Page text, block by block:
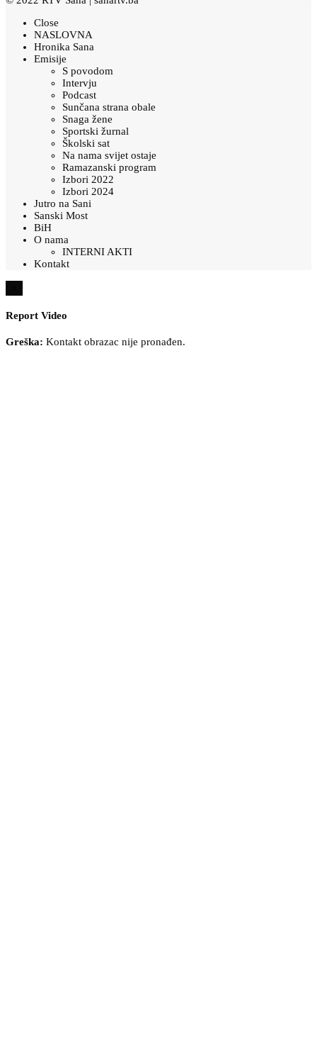
Close
NASLOVNA
Hronika Sana
Emisije
S povodom
Intervju
Podcast
Sunčana strana obale
Snaga žene
Sportski žurnal
Školski sat
Na nama svijet ostaje
Ramazanski program
Izbori 2022
Izbori 2024
Jutro na Sani
Sanski Most
BiH
O nama
INTERNI AKTI
Kontakt
Report Video
Greška: Kontakt obrazac nije pronađen.